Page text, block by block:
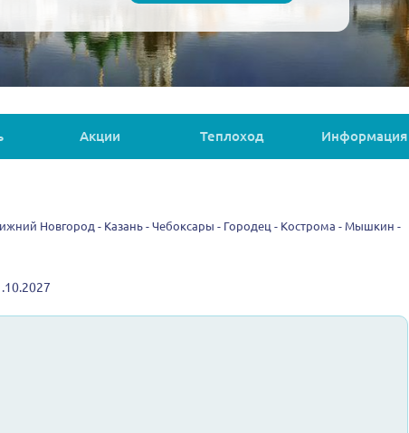
Акции Теплоход Информация
Новгород - Казань - Чебоксары - Городец - Кострома - Мышкин -